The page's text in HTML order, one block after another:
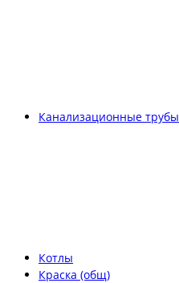
Канализационные трубы
Котлы
Краска (общ)